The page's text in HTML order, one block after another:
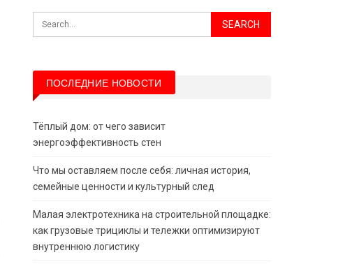
ПОСЛЕДНИЕ НОВОСТИ
Тёплый дом: от чего зависит
энергоэффективность стен
Что мы оставляем после себя: личная история,
семейные ценности и культурный след
Малая электротехника на строительной площадке:
как грузовые трициклы и тележки оптимизируют
внутреннюю логистику